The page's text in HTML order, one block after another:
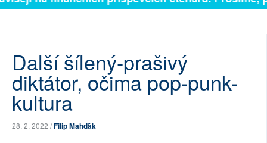
ARCHIV
ROZHOVORY
TÉMATA
Další šílený-prašivý
diktátor, očima pop-punk-
kultura
28. 2. 2022 /Filip Mahďák